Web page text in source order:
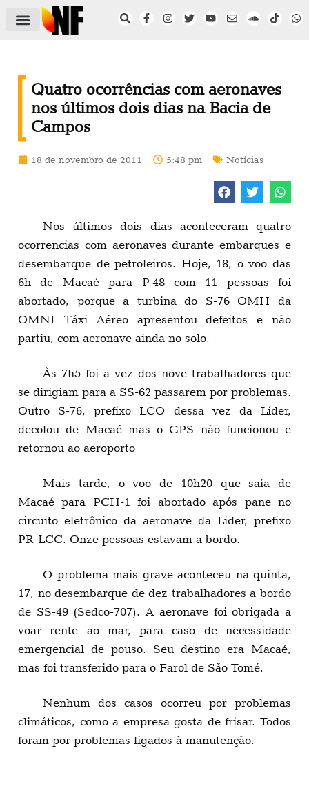
Quatro ocorrências com aeronaves
nos últimos dois dias na Bacia de
Campos
18 de novembro de 2011 5:48 pm Notícias
Nos últimos dois dias aconteceram quatro
ocorrencias com aeronaves durante embarques e
desembarque de petroleiros. Hoje, 18, o voo das
6h de Macaé para P-48 com 11 pessoas foi
abortado, porque a turbina do S-76 OMH da
OMNI Táxi Aéreo apresentou defeitos e não
partiu, com aeronave ainda no solo.
Às 7h5 foi a vez dos nove trabalhadores que
se dirigiam para a SS-62 passarem por problemas.
Outro S-76, prefixo LCO dessa vez da Líder,
decolou de Macaé mas o GPS não funcionou e
retornou ao aeroporto
Mais tarde, o voo de 10h20 que saía de
Macaé para PCH-1 foi abortado após pane no
circuito eletrônico da aeronave da Lider, prefixo
PR-LCC. Onze pessoas estavam a bordo.
O problema mais grave aconteceu na quinta,
17, no desembarque de dez trabalhadores a bordo
de SS-49 (Sedco-707). A aeronave foi obrigada a
voar rente ao mar, para caso de necessidade
emergencial de pouso. Seu destino era Macaé,
mas foi transferido para o Farol de São Tomé.
Nenhum dos casos ocorreu por problemas
climáticos, como a empresa gosta de frisar. Todos
foram por problemas ligados à manutenção.